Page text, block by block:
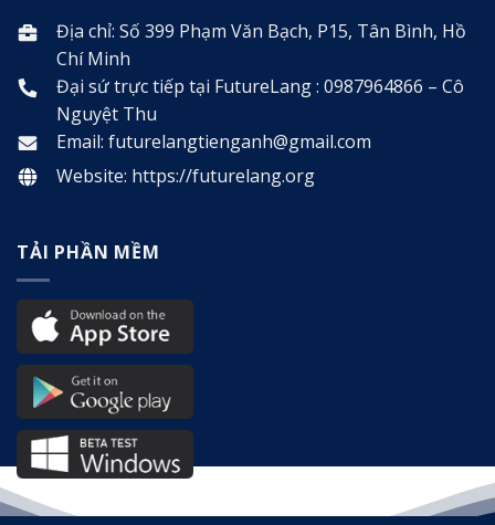
Địa chỉ: Số 399 Phạm Văn Bạch, P15, Tân Bình, Hồ
Chí Minh
Đại sứ trực tiếp tại FutureLang : 0987964866 – Cô
Nguyệt Thu
Email: futurelangtienganh@gmail.com
Website: https://futurelang.org
TẢI PHẦN MỀM